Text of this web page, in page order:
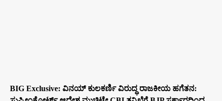
BIG Exclusive: ವಿನಯ್‌ ಕುಲಕರ್ಣಿ ವಿರುದ್ಧ ರಾಜಕೀಯ ಹಗೆತನ: